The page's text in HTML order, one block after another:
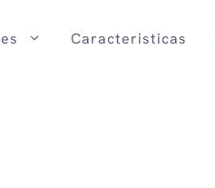
Caracteristicas